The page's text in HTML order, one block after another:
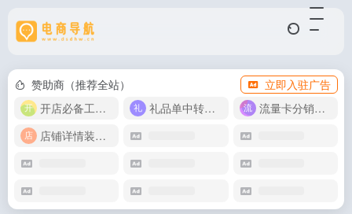
赞助商（推荐全站）
立即入驻广告
开店必备工具箱
礼品单中转同步单
流量卡分销代理
店铺详情装修模版